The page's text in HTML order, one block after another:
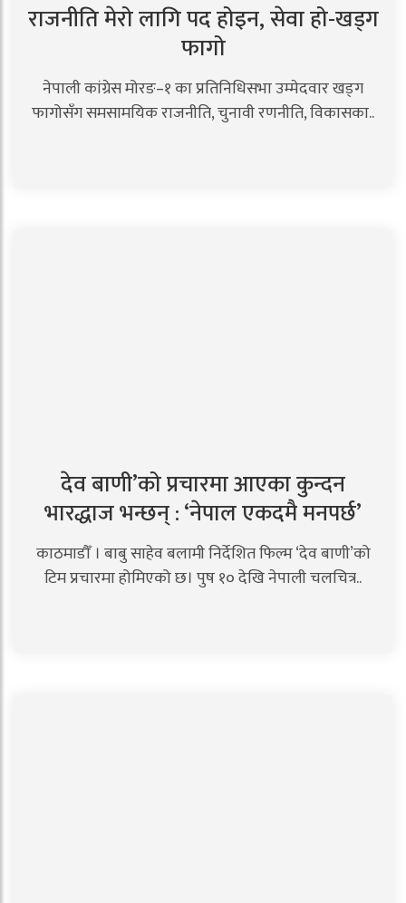
राजनीति मेरो लागि पद होइन, सेवा हो-खड्ग
फागो
नेपाली कांग्रेस मोरङ–१ का प्रतिनिधिसभा उम्मेदवार खड्ग
फागोसँग समसामयिक राजनीति, चुनावी रणनीति, विकासका..
देव बाणी’को प्रचारमा आएका कुन्दन
भारद्धाज भन्छन् : ‘नेपाल एकदमै मनपर्छ’
काठमाडौँ । बाबु साहेव बलामी निर्देशित फिल्म ‘देव बाणी’को
टिम प्रचारमा होमिएको छ। पुष १० देखि नेपाली चलचित्र..